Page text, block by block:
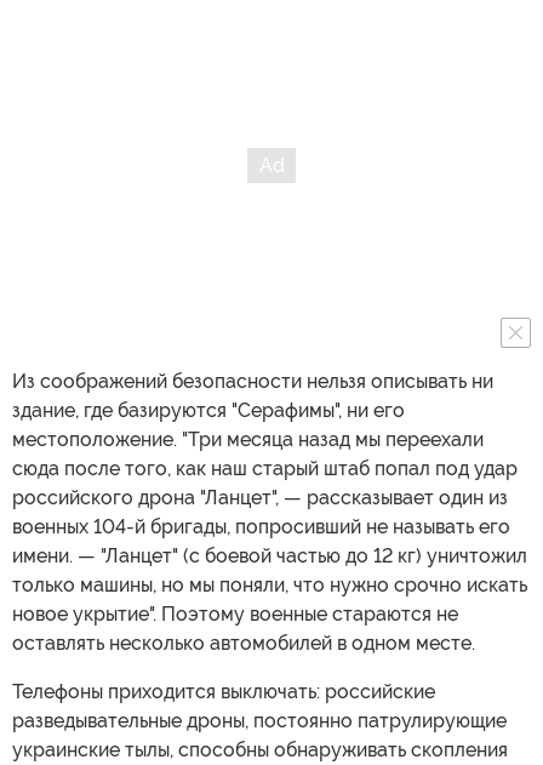
Из соображений безопасности нельзя описывать ни
здание, где базируются "Серафимы", ни его
местоположение. "Три месяца назад мы переехали
сюда после того, как наш старый штаб попал под удар
российского дрона "Ланцет", — рассказывает один из
военных 104-й бригады, попросивший не называть его
имени. — "Ланцет" (с боевой частью до 12 кг) уничтожил
только машины, но мы поняли, что нужно срочно искать
новое укрытие". Поэтому военные стараются не
оставлять несколько автомобилей в одном месте.
Телефоны приходится выключать: российские
разведывательные дроны, постоянно патрулирующие
украинские тылы, способны обнаруживать скопления